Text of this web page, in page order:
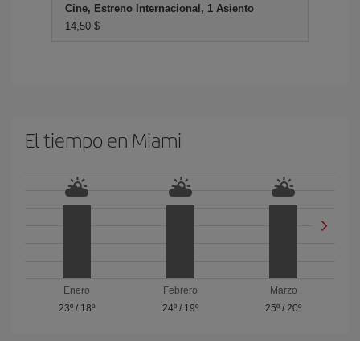
Cine, Estreno Internacional, 1 Asiento
14,50 $
El tiempo en Miami
Enero
23º/ 18º
Febrero
24º/ 19º
Marzo
25º /20º